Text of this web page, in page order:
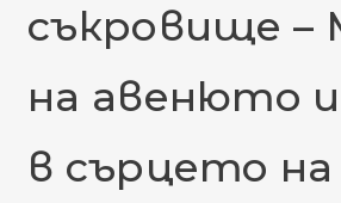
съкровище –
на авенюто
в сърцето